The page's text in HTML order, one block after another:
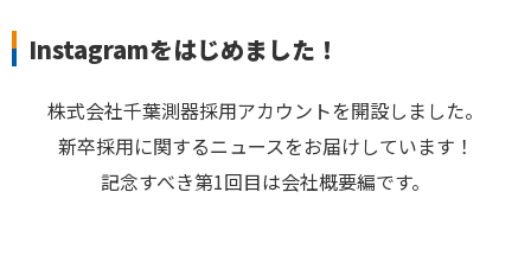
Instagramをはじめました！
株式会社千葉測器採用アカウントを開設しました。
新卒採用に関するニュースをお届けしています！
記念すべき第1回目は会社概要編です。